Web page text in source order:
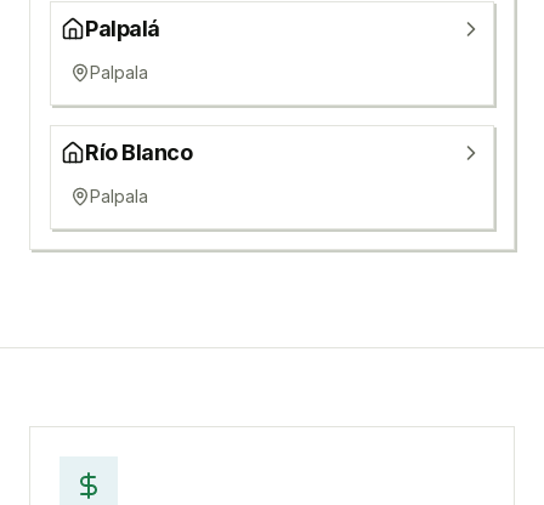
Palpalá
Palpala
Río Blanco
Palpala